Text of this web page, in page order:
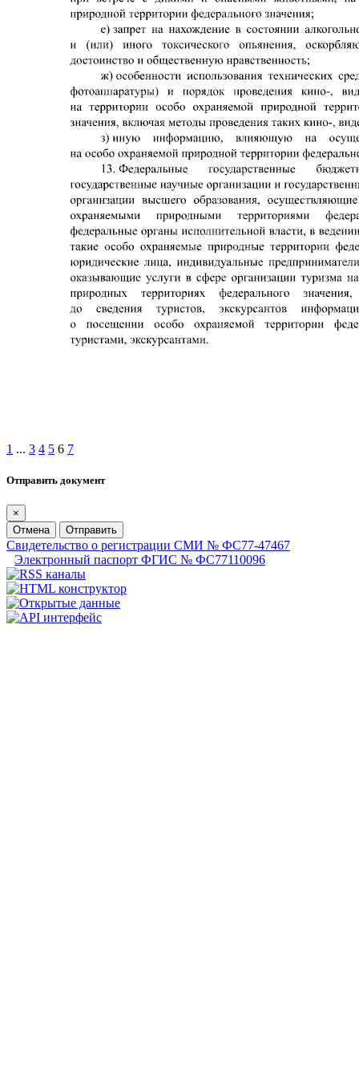
1 ... 3 4 5 6 7
Отправить документ
×
Отмена
Отправить
Свидетельство о регистрации СМИ № ФС77-47467
Электронный паспорт ФГИС № ФС77110096